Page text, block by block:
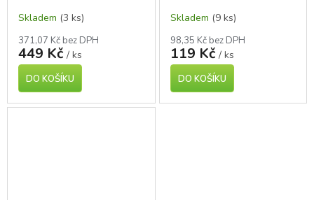
Skladem (3 ks)
371,07 Kč bez DPH
449 Kč / ks
DO KOŠÍKU
Skladem (9 ks)
98,35 Kč bez DPH
119 Kč / ks
DO KOŠÍKU